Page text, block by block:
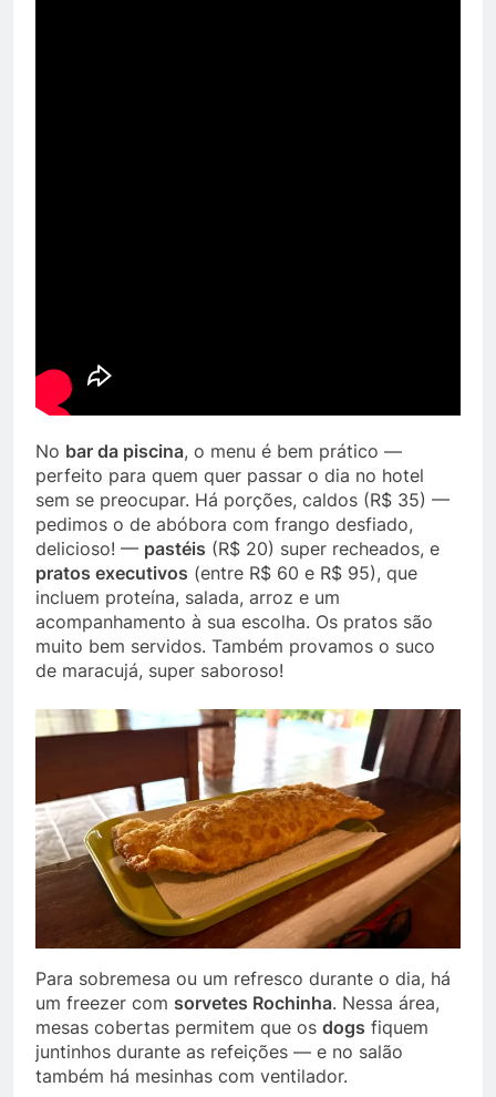
No bar da piscina, o menu é bem prático —
perfeito para quem quer passar o dia no hotel
sem se preocupar. Há porções, caldos (R$ 35) —
pedimos o de abóbora com frango desfiado,
delicioso! — pastéis (R$ 20) super recheados, e
pratos executivos (entre R$ 60 e R$ 95), que
incluem proteína, salada, arroz e um
acompanhamento à sua escolha. Os pratos são
muito bem servidos. Também provamos o suco
de maracujá, super saboroso!
Para sobremesa ou um refresco durante o dia, há
um freezer com sorvetes Rochinha. Nessa área,
mesas cobertas permitem que os dogs fiquem
juntinhos durante as refeições — e no salão
também há mesinhas com ventilador.